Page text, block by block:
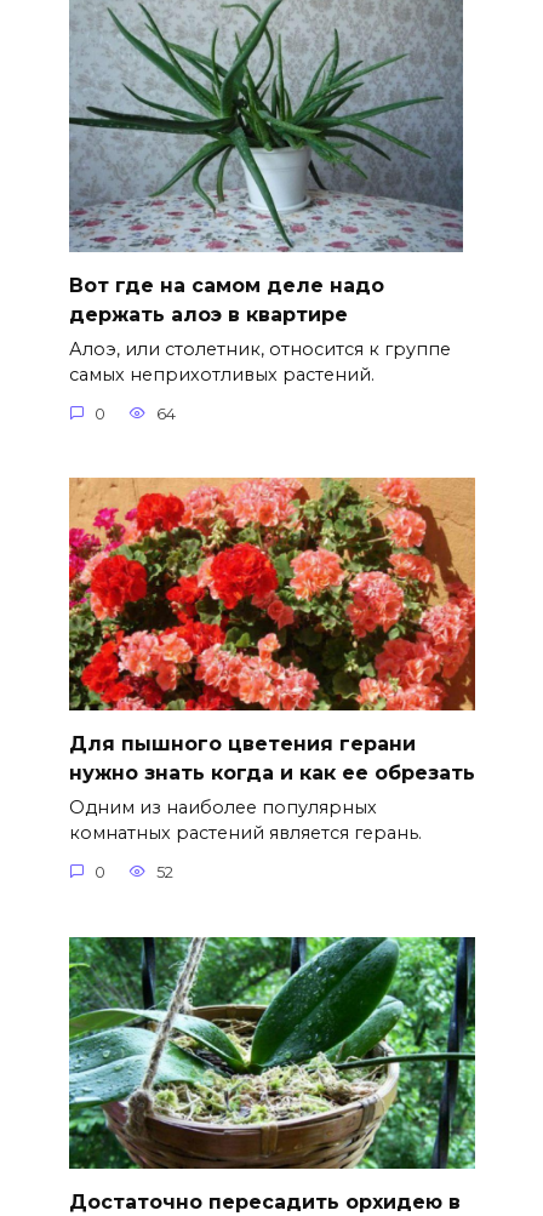
Вот где на самом деле надо
держать алоэ в квартире
Алоэ, или столетник, относится к группе
самых неприхотливых растений.
0 64
Для пышного цветения герани
нужно знать когда и как ее обрезать
Одним из наиболее популярных
комнатных растений является герань.
0 52
Достаточно пересадить орхидею в